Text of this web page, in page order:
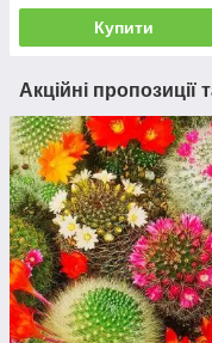
Купити
Акційні пропозиції